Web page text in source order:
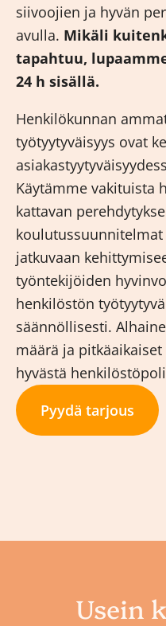
siivoojien ja hyvän
avulla. Mikäli
tapahtuu,
24 h sisällä.
Henkilökunnan
työtyytyväisyys ovat
Käytämme vakituista
kattavan
jatkuvaan
työntekijöiden
henkilöstön
säännöllisesti.
määrä ja
hyvästä
Pyydä tarjous
Usein